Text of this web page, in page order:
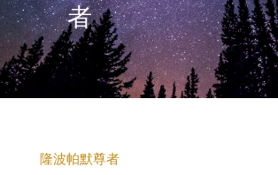
者
隆波帕默尊者